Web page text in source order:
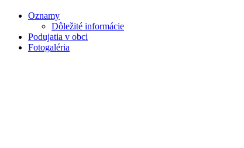
Oznamy
Dôležité informácie
Podujatia v obci
Fotogaléria